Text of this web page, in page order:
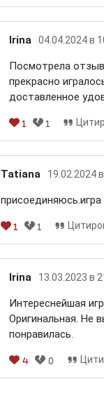
Irina 04.04.2024 в
Посмотрела
прекрасно
доставленное
1 1
Tatiana 19.02.2024
1 1
Irina 13.03.2023 в
Интереснейшая
Оригинальная. Не
понравилась.
4 0